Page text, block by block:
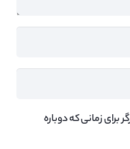
برای زمانی که دوباره